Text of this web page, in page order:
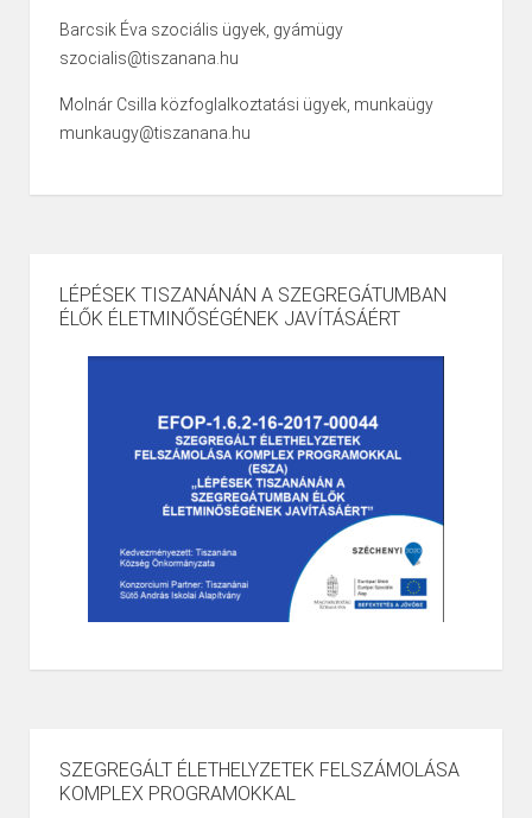
Barcsik Éva szociális ügyek, gyámügy
szocialis@tiszanana.hu
Molnár Csilla közfoglalkoztatási ügyek, munkaügy
munkaugy@tiszanana.hu
LÉPÉSEK TISZANÁNÁN A SZEGREGÁTUMBAN
ÉLŐK ÉLETMINŐSÉGÉNEK JAVÍTÁSÁÉRT
SZEGREGÁLT ÉLETHELYZETEK FELSZÁMOLÁSA
KOMPLEX PROGRAMOKKAL